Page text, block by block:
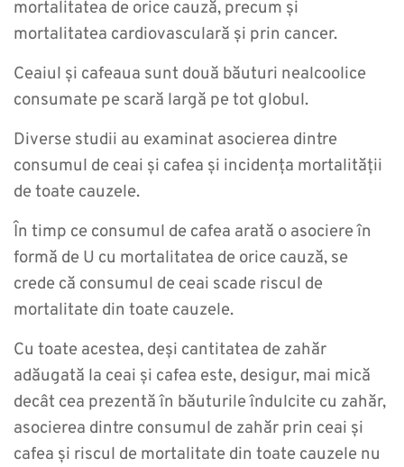
mortalitatea de orice cauză, precum și
mortalitatea cardiovasculară și prin cancer.
Ceaiul și cafeaua sunt două băuturi nealcoolice
consumate pe scară largă pe tot globul.
Diverse studii au examinat asocierea dintre
consumul de ceai și cafea și incidența mortalității
de toate cauzele.
În timp ce consumul de cafea arată o asociere în
formă de U cu mortalitatea de orice cauză, se
crede că consumul de ceai scade riscul de
mortalitate din toate cauzele.
Cu toate acestea, deși cantitatea de zahăr
adăugată la ceai și cafea este, desigur, mai mică
decât cea prezentă în băuturile îndulcite cu zahăr,
asocierea dintre consumul de zahăr prin ceai și
cafea și riscul de mortalitate din toate cauzele nu